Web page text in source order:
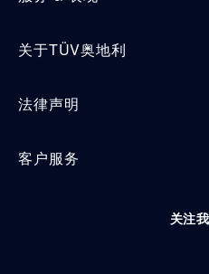
关于TÜV奥地利
法律声明
客户服务
关注